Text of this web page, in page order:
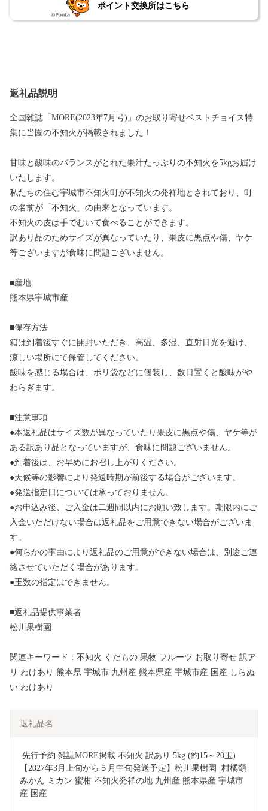
ポイント交換所はこちら
返礼品説明
全国雑誌「MORE(2023年7月号)」のお取り寄せベストチョイス特
集に当園の不知火が掲載されました！
甘味と酸味のバランスがとれた果汁たっぷりの不知火を5kgお届け
いたします。
私たちの住む宇城市不知火町が不知火の発祥地とされており、町
の名前が「不知火」の由来となっています。
不知火の皮は手でむいて食べることができます。
訳あり品のためサイズが異なっていたり、果皮に黒点や傷、ヤケ
等ございますが食味に問題ございません。
■産地
熊本県宇城市産
■保存方法
箱は到着後すぐに開封いただき、高温、多湿、直射日光を避け、
涼しい場所にて保管してください。
酸味を感じる場合は、ポリ袋などに個装し、数日置くと酸味がや
わらぎます。
■注意事項
●本返礼品はサイズ数が異なっていたり果皮に黒点や傷、ヤケ等が
ある訳あり品となっていますが、食味に問題ございません。
●到着後は、お早めにお召し上がりください。
●天候等の影響により発送時期が前後する場合がございます。
●発送指定日については承っておりません。
●お申込み後、ご入金は二週間以内にお願い致します。期限内にご
入金いただけない場合は返礼品をご用意できない場合がございま
す。
●何らかの事由により返礼品のご用意ができない場合は、別途ご連
絡させていただく場合があります。
●玉数の指定はできません。
■返礼品提供事業者
松川果樹園
関連キーワード：不知火 くだもの 果物 フルーツ お取り寄せ 訳ア
リ わけあり 熊本県 宇城市 九州産 熊本県産 宇城市産 国産 しらぬ
い わけあり
返礼品名
【2027年3月上旬から５月中旬発送予定】松川果樹園  柑橘類
みかん ミカン 蜜柑 不知火発祥の地 九州産 熊本県産 宇城市
産 国産